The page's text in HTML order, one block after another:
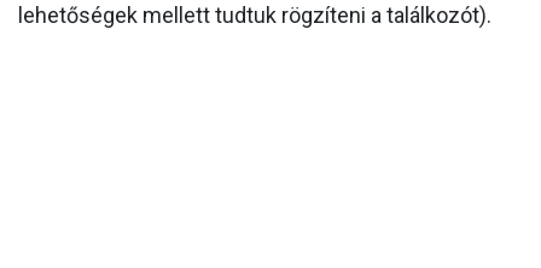
lehetőségek mellett tudtuk rögzíteni a találkozót).